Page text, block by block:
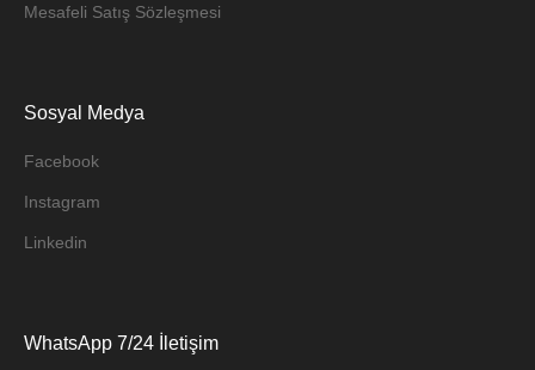
Mesafeli Satış Sözleşmesi
Sosyal Medya
Facebook
Instagram
Linkedin
WhatsApp 7/24 İletişim